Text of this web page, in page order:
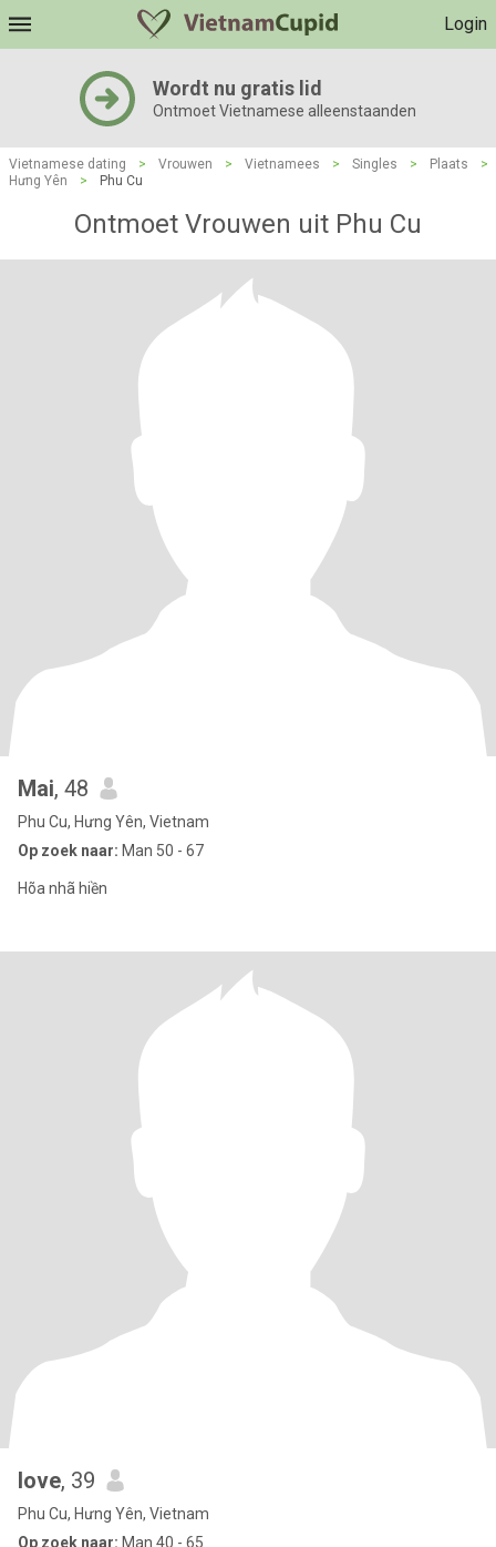
Login
Wordt nu gratis lid
Ontmoet Vietnamese alleenstaanden
Vietnamese dating > Vrouwen > Vietnamees > Singles > Plaats
>
Hưng Yên
> Phu Cu
Ontmoet Vrouwen uit Phu Cu
Mai, 48
Phu Cu, Hưng Yên, Vietnam
Op zoek naar: Man 50 - 67
Hõa nhã hiền
love, 39
Phu Cu, Hưng Yên, Vietnam
Op zoek naar: Man 40 - 65